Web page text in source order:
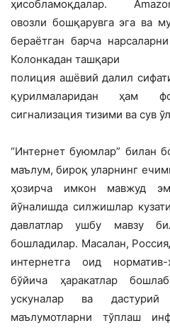
ҳисобламоқдалар.
овозли бошқарувга эга ва
бераётган барча
Колонкадан ташқари
полиция ашёвий далил
қурилмаларидан ҳам
сигнализация тизими ва сув
“Интернет буюмлар” билан
маълум, бироқ уларнинг
ҳозирча имкон мавжуд
йўналишда силжишлар
давлатлар ушбу мавзу
бошладилар. Масалан,
интернетга оид
бўйича ҳаракатлар
ускуналар ва дастурий
маълумотларни тўплаш